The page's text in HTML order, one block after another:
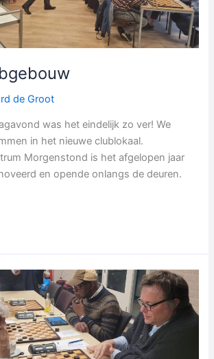
de Groot
was het eindelijk zo ver! We
in het nieuwe clublokaal.
Morgenstond is het afgelopen jaar
en opende onlangs de deuren.